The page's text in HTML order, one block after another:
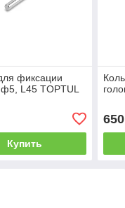
фиксации
ф5, L45 TOPTUL
Купить
650